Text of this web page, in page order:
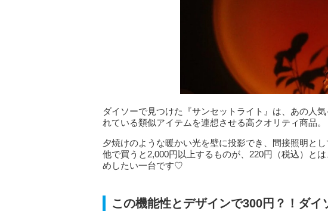
ダイソーで見つけた『サンセットライト』は、あの人
れている類似アイテムを連想させる高クオリティ商品。
夕焼けのような暖かい光を壁に投影でき、間接照明と
他で買うと2,000円以上するものが、220円（税込）と
めしたい一台です♡
この機能性とデザインで300円？！ダイ